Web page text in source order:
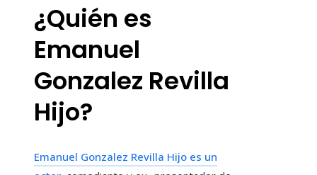
¿Quién es
Emanuel
Gonzalez Revilla
Hijo?
Emanuel Gonzalez Revilla Hijo es un